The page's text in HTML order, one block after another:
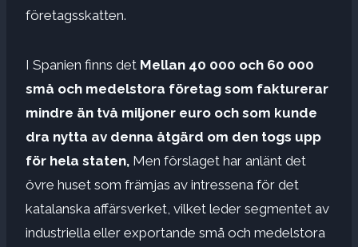
företagsskatten.
I Spanien finns det Mellan 40 000 och 60 000
små och medelstora företag som fakturerar
mindre än två miljoner euro och som kunde
dra nytta av denna åtgärd om den togs upp
för hela staten, Men förslaget har anlänt det
övre huset som främjas av intressena för det
katalanska affärsverket, vilket leder segmentet av
industriella eller exportande små och medelstora